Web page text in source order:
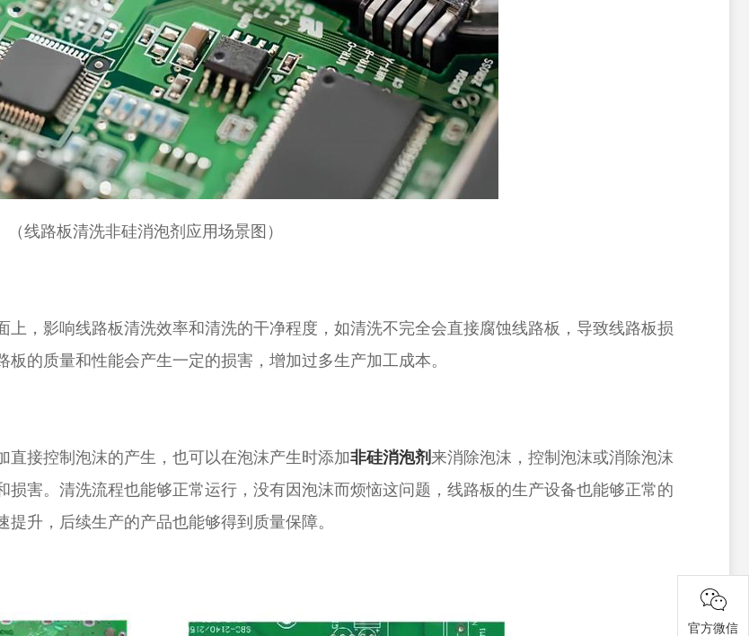
（线路板清洗非硅消泡剂应用场景图）
，影响线路板清洗效率和清洗的干净程度，如清洗不完全会直接腐蚀线路板，导致线路板损
的质量和性能会产生一定的损害，增加过多生产加工成本。
接控制泡沫的产生，也可以在泡沫产生时添加非硅消泡剂来消除泡沫，控制泡沫或消除泡沫
害。清洗流程也能够正常运行，没有因泡沫而烦恼这问题，线路板的生产设备也能够正常的
升，后续生产的产品也能够得到质量保障。
官方微信